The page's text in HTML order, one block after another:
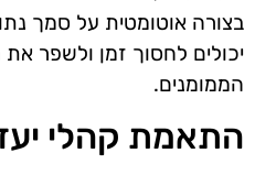
בצורה אוטומטית על סמך
יכולים לחסוך זמן ולשפר את
הממומנים.
התאמת קהלי